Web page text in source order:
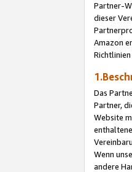
Partner-
dieser
Amazon
Das
Partner,
Website
Wenn
andere